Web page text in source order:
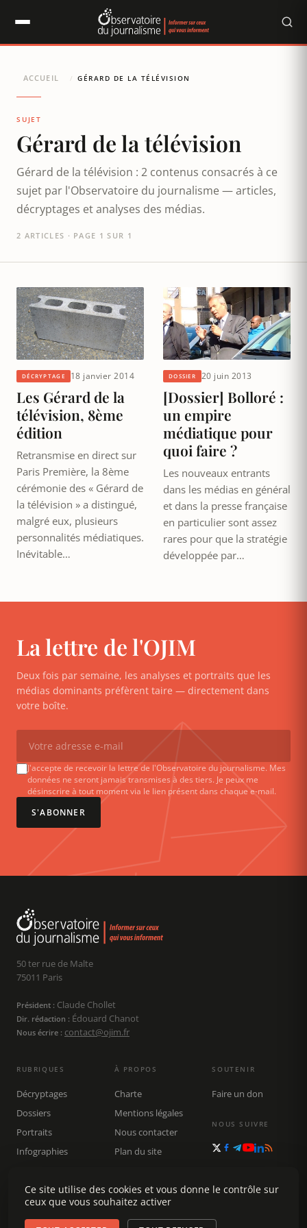
ACCUEIL / GÉRARD DE LA TÉLÉVISION
SUJET
Gérard de la télévision
Gérard de la télévision : 2 contenus consacrés à ce
sujet par l'Observatoire du journalisme — articles,
décryptages et analyses des médias.
2 ARTICLES · PAGE 1 SUR 1
DÉCRYPTAGE 18 janvier 2014
Les Gérard de la
télévision, 8ème
édition
Retransmise en direct sur
Paris Première, la 8ème
cérémonie des « Gérard de
la télévision » a distingué,
malgré eux, plusieurs
personnalités médiatiques.
Inévitable…
DOSSIER 20 juin 2013
[Dossier] Bolloré :
un empire
médiatique pour
quoi faire ?
Les nouveaux entrants
dans les médias en général
et dans la presse française
en particulier sont assez
rares pour que la stratégie
développée par…
La lettre de l'OJIM
Deux fois par semaine, les analyses et portraits que les
médias dominants préfèrent taire — directement dans
votre boîte.
J'accepte de recevoir la lettre de l'Observatoire du journalisme. Mes
données ne seront jamais transmises à des tiers. Je peux me
désinscrire à tout moment via le lien présent dans chaque e-mail.
S'ABONNER
50 ter rue de Malte
75011 Paris
Président : Claude Chollet
Dir. rédaction : Édouard Chanot
Nous écrire : contact@ojim.fr
RUBRIQUES
Décryptages
Dossiers
Portraits
Infographies
Rechercher
À PROPOS
Charte
Mentions légales
Nous contacter
Plan du site
SOUTENIR
Faire un don
NOUS SUIVRE
Panneau de gestion des cookies
Ce site utilise des cookies et vous donne le contrôle sur
ceux que vous souhaitez activer